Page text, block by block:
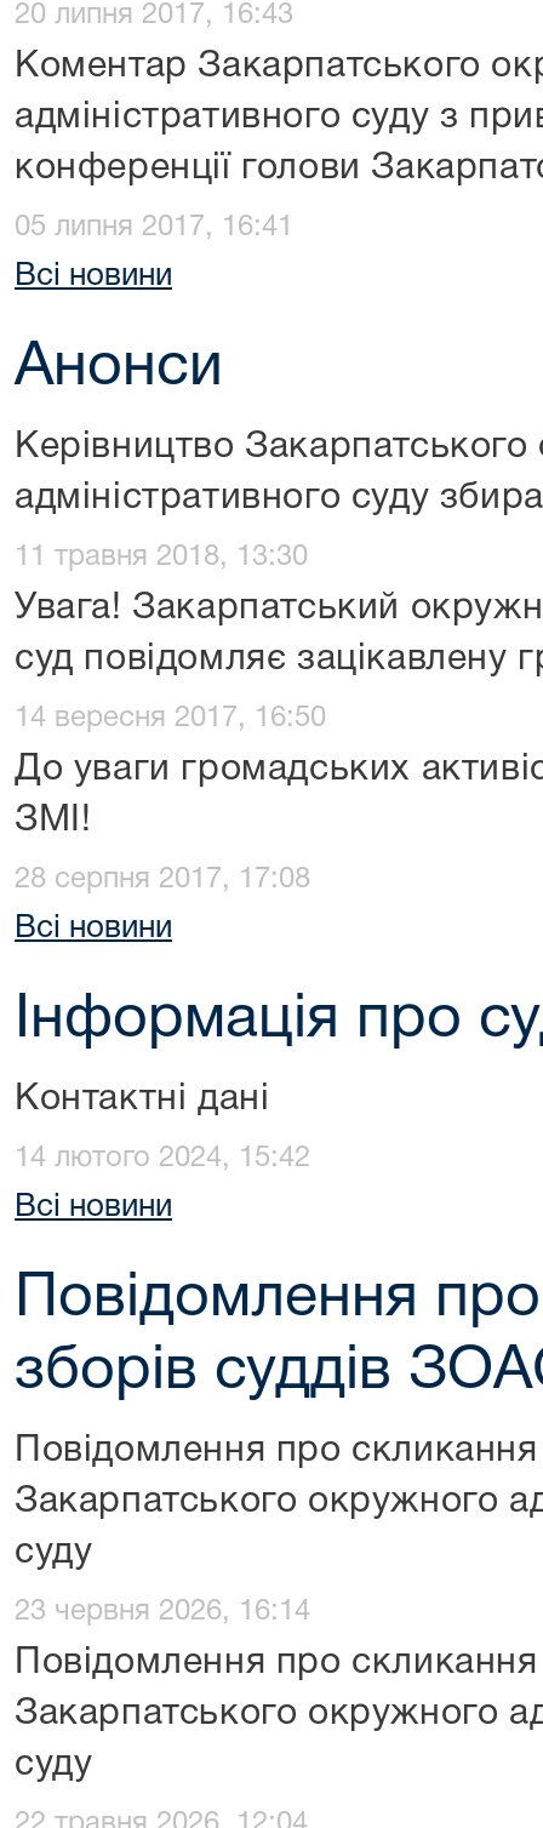
20 липня 2017, 16:43
Коментар Закарпатського
адміністративного суду з
конференції голови
05 липня 2017, 16:41
Всі новини
Анонси
Керівництво
адміністративного суду
11 травня 2018, 13:30
Увага! Закарпатський
суд повідомляє зацікавлену
14 вересня 2017, 16:50
До уваги громадських
ЗМІ!
28 серпня 2017, 17:08
Всі новини
Інформація про
Контактні дані
14 лютого 2024, 15:42
Всі новини
Повідомлення
зборів суддів
Повідомлення про скликання
Закарпатського окружного
суду
23 червня 2026, 16:14
Повідомлення про скликання
Закарпатського окружного
суду